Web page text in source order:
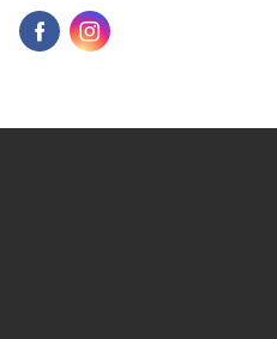
FacebookInstagram